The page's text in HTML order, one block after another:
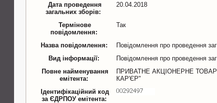
Дата проведення
загальних зборів:
20.04.2018
Термінове
повідомлення:
Так
Назва повідомлення:
Повідомлення про проведення
Вид інформації:
Повідомлення про проведення
Повне найменування
емітента:
ПРИВАТНЕ АКЦІОНЕРНЕ
КАР'ЄР"
Ідентифікаційний код
за ЄДРПОУ емітента: